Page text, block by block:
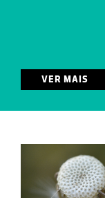
VER MAIS